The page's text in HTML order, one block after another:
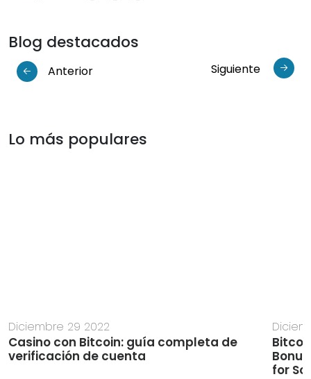
Blog destacados
Anterior Siguiente
Lo más populares
Diciembre 29 2022
Casino con Bitcoin: guía completa de
verificación de cuenta
for